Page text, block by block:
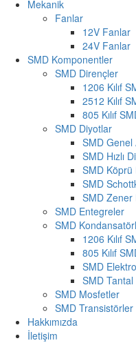
Mekanik
Fanlar
12V Fanlar
24V Fanlar
SMD Komponentler
SMD Dirençler
1206 Kılıf
2512 Kılıf
805 Kılıf
SMD Diyotlar
SMD Genel
SMD Hızlı
SMD Köprü
SMD
SMD Zener
SMD Entegreler
SMD
1206 Kılıf
805 Kılıf
SMD
SMD
SMD Mosfetler
SMD Transistörler
Hakkımızda
İletişim